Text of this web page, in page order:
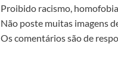
Proibido racismo,
Não poste muitas imagens
Os comentários são de